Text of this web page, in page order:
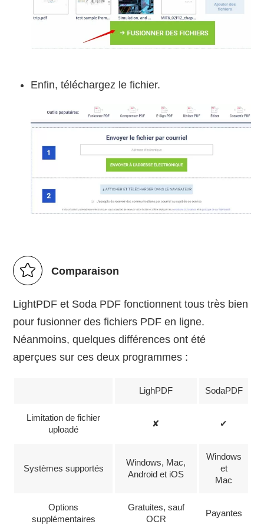
Enfin, téléchargez le fichier.
Comparaison
LightPDF et Soda PDF fonctionnent tous très bien
pour fusionner des fichiers PDF en ligne.
Néanmoins, quelques différences ont été
aperçues sur ces deux programmes :
LighPDF SodaPDF
Limitation de fichier
uploadé
✘ ✔
Systèmes supportés
Windows, Mac,
Android et iOS
Windows
et
Mac
Options
supplémentaires
Gratuites, sauf
OCR
Payantes